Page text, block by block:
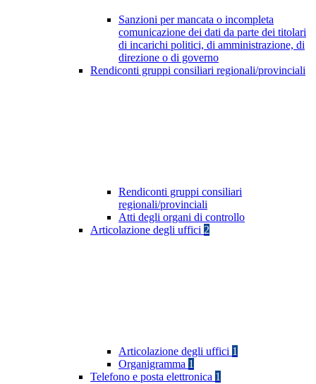
Sanzioni per mancata o incompleta
comunicazione dei dati da parte dei titolari
di incarichi politici, di amministrazione, di
direzione o di governo
Rendiconti gruppi consiliari regionali/provinciali
Rendiconti gruppi consiliari
regionali/provinciali
Atti degli organi di controllo
Articolazione degli uffici 2
Articolazione degli uffici 1
Organigramma 1
Telefono e posta elettronica 1